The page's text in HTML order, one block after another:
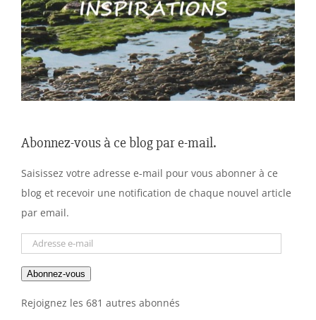
Abonnez-vous à ce blog par e-mail.
Saisissez votre adresse e-mail pour vous abonner à ce
blog et recevoir une notification de chaque nouvel article
par email.
Adresse
mail
Abonnez-vous
Rejoignez les 681 autres abonnés